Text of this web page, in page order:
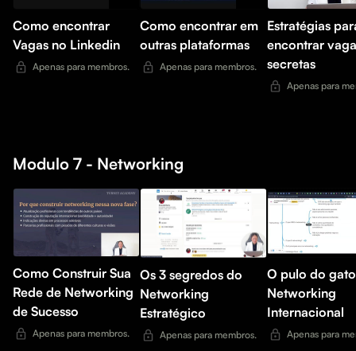
Como encontrar
Vagas no Linkedin
Apenas para membros.
Como encontrar em
outras plataformas
Apenas para membros.
Estratégias
encontrar
secretas
Apenas para
Modulo 7 - Networking
Como Construir Sua
Rede de Networking
de Sucesso
Apenas para membros.
Os 3 segredos do
Networking
Estratégico
Apenas para membros.
O pulo do
Networking
Internacional
Apenas para